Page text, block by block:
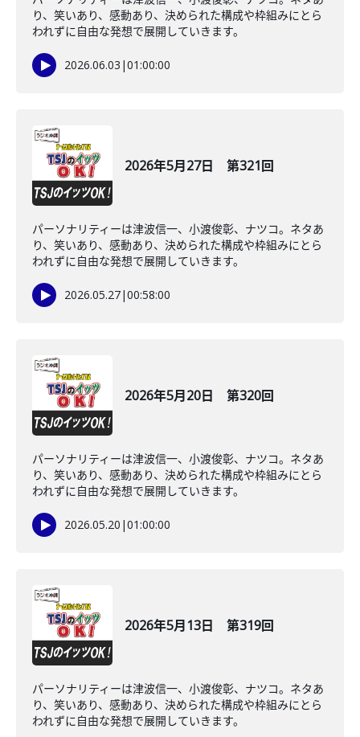
り、笑いあり、感動あり、決められた構成や枠組みにとら
われずに自由な発想で展開していきます。
2026.06.03 |01:00:00
2026年5月27日 第321回
パーソナリティーは津波信一、小渡俊彰、ナツコ。ネタあ
り、笑いあり、感動あり、決められた構成や枠組みにとら
われずに自由な発想で展開していきます。
2026.05.27|00:58:00
2026年5月20日 第320回
パーソナリティーは津波信一、小渡俊彰、ナツコ。ネタあ
り、笑いあり、感動あり、決められた構成や枠組みにとら
われずに自由な発想で展開していきます。
2026.05.20 |01:00:00
2026年5月13日 第319回
パーソナリティーは津波信一、小渡俊彰、ナツコ。ネタあ
り、笑いあり、感動あり、決められた構成や枠組みにとら
われずに自由な発想で展開していきます。